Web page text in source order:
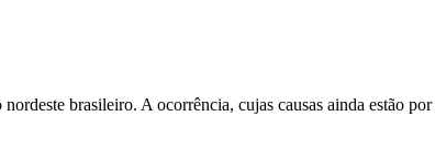
brasileiro. A ocorrência, cujas causas ainda estão